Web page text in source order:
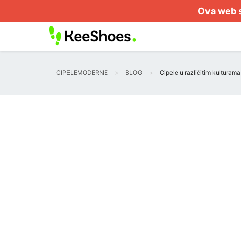
Ova web
CIPELEMODERNE BLOG Cipele u različitim